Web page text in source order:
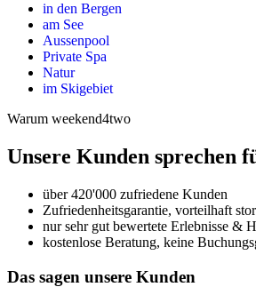
in den Bergen
am See
Aussenpool
Private Spa
Natur
im Skigebiet
Warum weekend4two
Unsere Kunden sprechen
über 420'000 zufriedene Kunden
Zufriedenheitsgarantie, vorteilhaft
nur sehr gut bewertete Erlebnisse &
kostenlose Beratung, keine
Das sagen unsere Kunden